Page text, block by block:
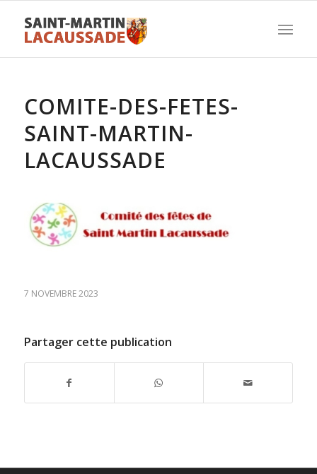
COMITE-DES-FETES-
SAINT-MARTIN-
LACAUSSADE
7 NOVEMBRE 2023
Partager cette publication